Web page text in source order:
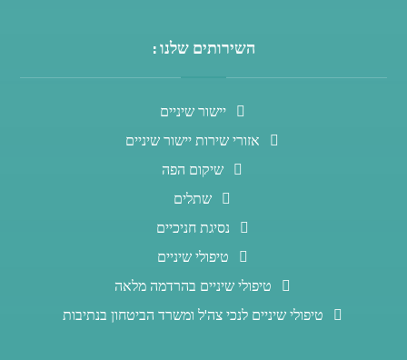
השירותים שלנו :
יישור שיניים
אזורי שירות יישור שיניים
שיקום הפה
שתלים
נסיגת חניכיים
טיפולי שיניים
טיפולי שיניים בהרדמה מלאה
טיפולי שיניים לנכי צה'ל ומשרד הביטחון בנתיבות